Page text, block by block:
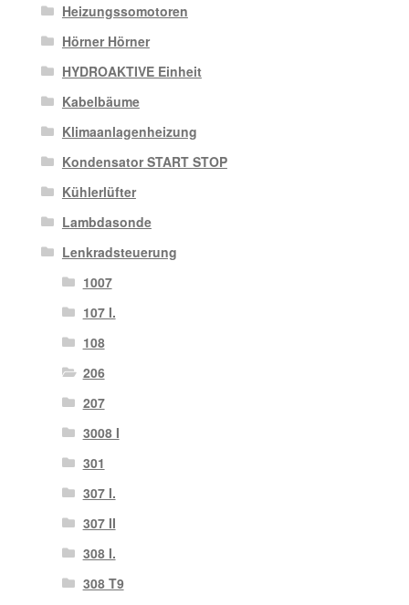
Heizungssomotoren
Hörner Hörner
HYDROAKTIVE Einheit
Kabelbäume
Klimaanlagenheizung
Kondensator START STOP
Kühlerlüfter
Lambdasonde
Lenkradsteuerung
1007
107 I.
108
206
207
3008 I
301
307 I.
307 II
308 I.
308 T9